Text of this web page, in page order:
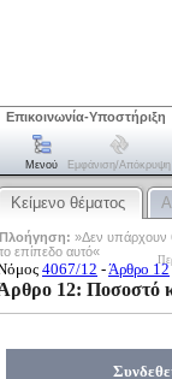
Επικοινωνία-Υποστήριξη
Μενού Εμφάνιση/απόκρυψη
Κείμενο θέματος